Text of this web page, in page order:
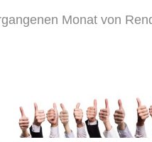
Monat von